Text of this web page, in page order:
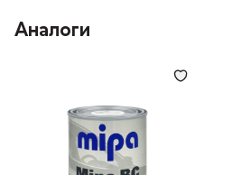
Аналоги